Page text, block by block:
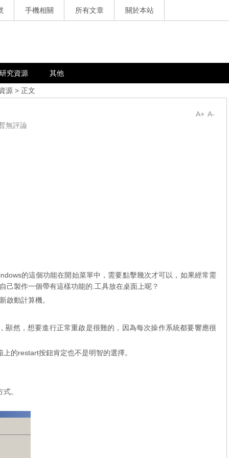
手機相關 所有文章 關於本站
研究資源 其他
源 > 正文
A-
A+
無評論
的這個功能在開始菜單​​中，需要點擊幾次才可以，如果經常需
己製作一個帶有這樣功能的.工具放在桌面上呢？
啟動計算機。
顯然，想要進行正常重啟是很難的，因為每次操作系統都要響應很
的restart按鈕肯定也不是明智的選擇。
。